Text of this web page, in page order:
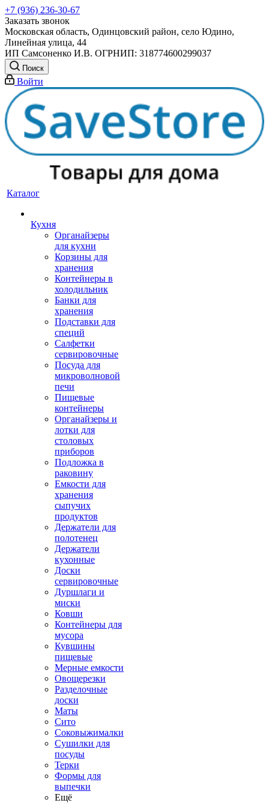
+7 (936) 236-30-67
Заказать звонок
Московская область, Одинцовский район, село Юдино,
Линейная улица, 44
ИП Самсоненко И.В. ОГРНИП: 318774600299037
Поиск
Войти
Каталог
Кухня
Органайзеры
для кухни
Корзины для
хранения
Контейнеры в
холодильник
Банки для
хранения
Подставки для
специй
Салфетки
сервировочные
Посуда для
микроволновой
печи
Пищевые
контейнеры
Органайзеры и
лотки для
столовых
приборов
Подложка в
раковину
Емкости для
хранения
сыпучих
продуктов
Держатели для
полотенец
Держатели
кухонные
Доски
сервировочные
Дуршлаги и
миски
Ковши
Контейнеры для
мусора
Кувшины
пищевые
Мерные емкости
Овощерезки
Разделочные
доски
Маты
Сито
Соковыжималки
Сушилки для
посуды
Терки
Формы для
выпечки
Ещё